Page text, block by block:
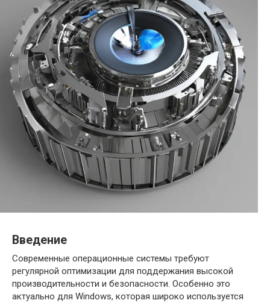
Введение
Современные операционные системы требуют
регулярной оптимизации для поддержания высокой
производительности и безопасности. Особенно это
актуально для Windows, которая широко используется